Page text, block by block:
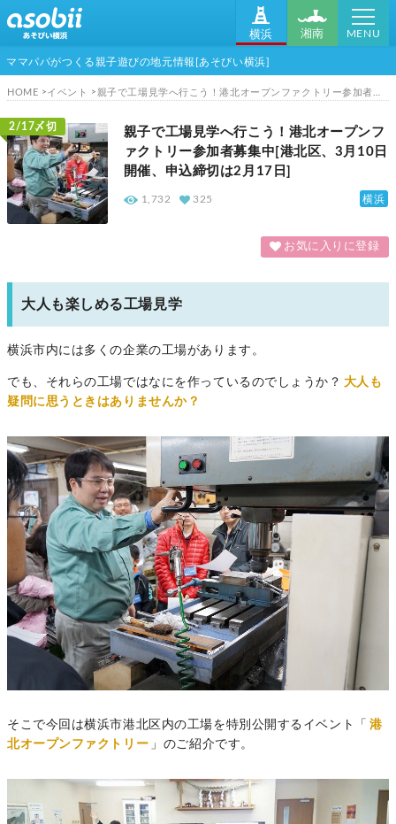
横浜 湘南 MENU
ママパパがつくる親子遊びの地元情報[あそびい横浜]
HOME イベント 親子で工場見学へ行こう！港北オープンファクトリー参加者募集中[港北区、3月10日開催、申込締切は2月17日]
2/17〆切
親子で工場見学へ行こう！港北オープンフ
ァクトリー参加者募集中[港北区、3月10日
開催、申込締切は2月17日]
横浜
1,732 325
お気に入りに登録
大人も楽しめる工場見学
横浜市内には多くの企業の工場があります。
でも、それらの工場ではなにを作っているのでしょうか？ 大人も
疑問に思うときはありませんか？
そこで今回は横浜市港北区内の工場を特別公開するイベント「 港
北オープンファクトリー 」のご紹介です。